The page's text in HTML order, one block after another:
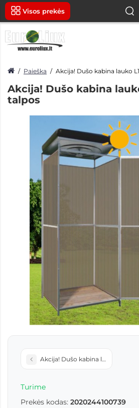
Visos prekės
Paieška Akcija! Dušo kabina lauko
Akcija! Dušo kabina
talpos
Akcija! Dušo kabina lauko su
Turime
Prekės kodas: 2020244100739